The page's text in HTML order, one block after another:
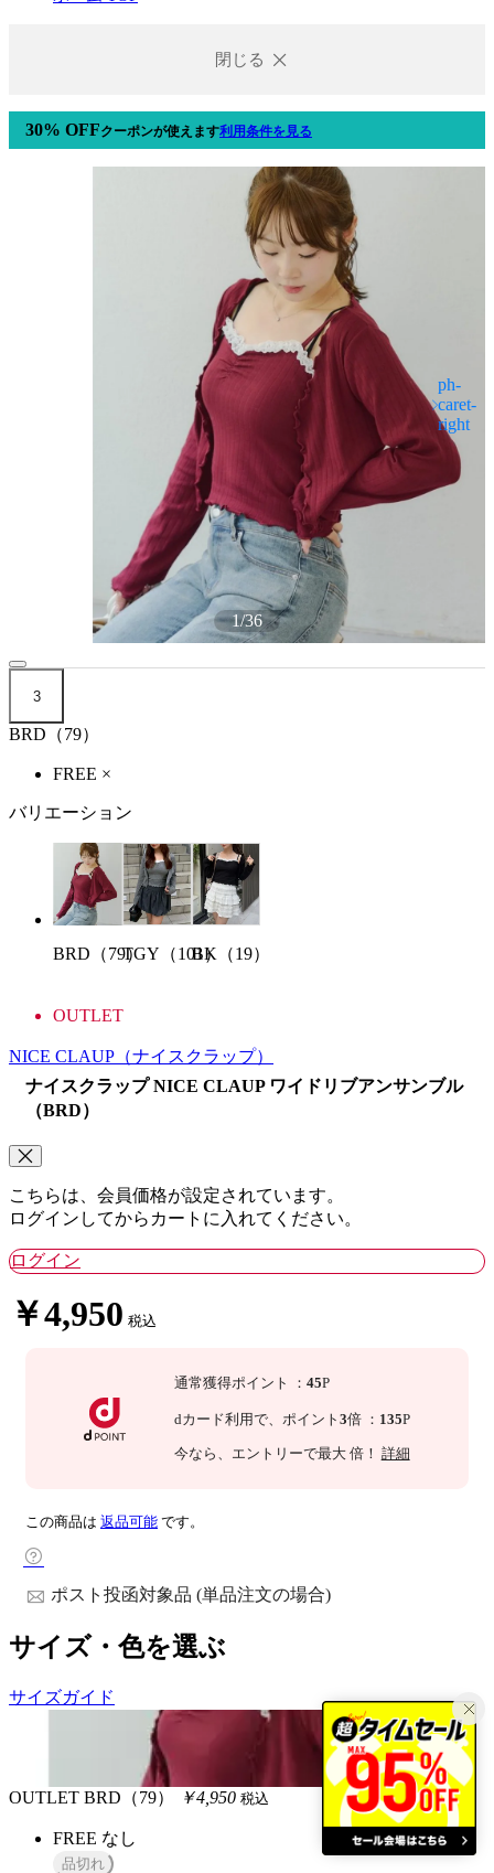
閉じる
30% OFFクーポンが使えます利用条件を見る
1/36
3
BRD（79）
FREE ×
バリエーション
BRD（79）TGY（101）BK（19）
OUTLET
NICE CLAUP （ナイスクラップ）
ナイスクラップ NICE CLAUP ワイドリブアンサンブル
（BRD）
こちらは、会員価格が設定されています。
ログインしてからカートに入れてください。
ログイン
￥4,950 税込
通常獲得ポイント ： 45P
dカード利用で、 ポイント 3倍 ： 135P
今なら 、エントリーで最大 倍！ 詳細
この商品は 返品可能 です。
ポスト投函対象品 (単品注文の場合)
サイズ・色を選ぶ
サイズガイド
OUTLET BRD（79） ￥4,950 税込
FREE なし
品切れ